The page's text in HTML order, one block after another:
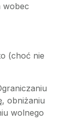
wobec
(choć nie
obniżaniu
wolnego